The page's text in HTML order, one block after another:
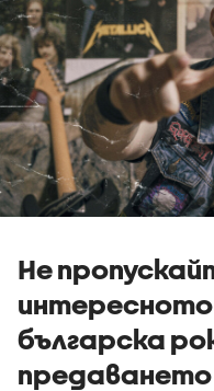
Не
българска
предаването